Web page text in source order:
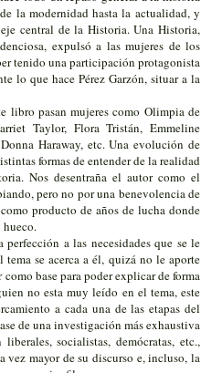
la modernidad hasta la actualidad, y
central de la Historia. Una Historia,
expulsó a las mujeres de los
tenido una participación protagonista
lo que hace Pérez Garzón, situar a la
libro pasan mujeres como Olimpia de
Taylor, Flora Tristán, Emmeline
Haraway, etc. Una evolución de
formas de entender de la realidad
Nos desentraña el autor como el
pero no por una benevolencia de
producto de años de lucha donde
hueco.
a las necesidades que se le
se acerca a él, quizá no le aporte
como base para poder explicar de forma
no esta muy leído en el tema, este
a cada una de las etapas del
de una investigación más exhaustiva
socialistas, demócratas, etc.,
vez mayor de su discurso e, incluso, la